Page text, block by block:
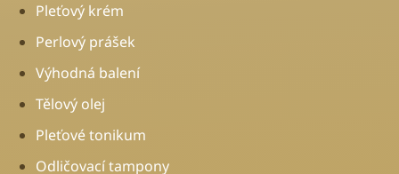
Pleťový krém
Perlový prášek
Výhodná balení
Tělový olej
Pleťové tonikum
Odličovací tampony